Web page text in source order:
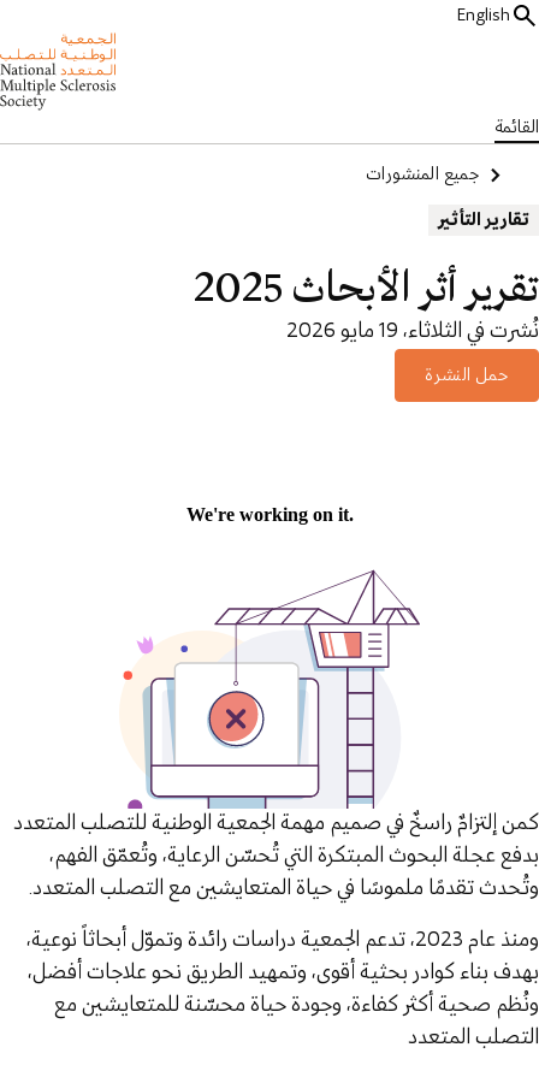
English
القائمة
جميع المنشورات
تقارير التأثير
تقرير أثر الأبحاث 2025
نُشرت في الثلاثاء، 19 مايو 2026
حمل النشرة
كمن إلتزامٌ راسخٌ في صميم مهمة الجمعية الوطنية للتصلب المتعدد
بدفع عجلة البحوث المبتكرة التي تُحسّن الرعاية، وتُعمّق الفهم،
وتُحدث تقدمًا ملموسًا في حياة المتعايشين مع التصلب المتعدد.
ومنذ عام 2023، تدعم الجمعية دراسات رائدة وتموّل أبحاثاً نوعية،
بهدف بناء كوادر بحثية أقوى، وتمهيد الطريق نحو علاجات أفضل،
ونُظم صحية أكثر كفاءة، وجودة حياة محسّنة للمتعايشين مع
التصلب المتعدد